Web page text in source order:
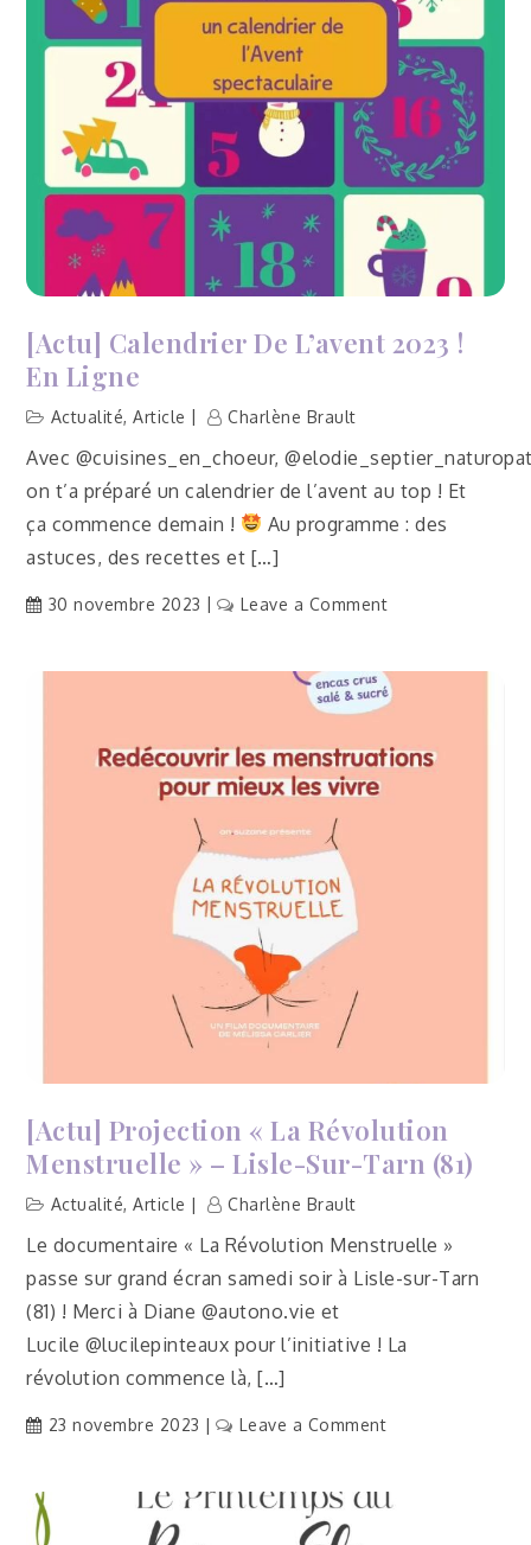
Carmaux
(Tarn,
[Actu] Calendrier De L’avent 2023 !
En Ligne
Actualité,Article Charlène Brault
Avec @cuisines_en_choeur,
on t’a préparé un calendrier de l’avent au top ! Et
ça commence demain !
Au programme : des
astuces, des recettes et […]
30 novembre 2023 Leave a Commenton
de
2023
!
[Actu] Projection « La Révolution
Menstruelle » – Lisle-Sur-Tarn (81)
Actualité,Article Charlène Brault
Le documentaire « La Révolution Menstruelle »
passe sur grand écran samedi soir à Lisle-sur-Tarn
(81) ! Merci à Diane @autono.vie et
Lucile @lucilepinteaux pour l’initiative ! La
révolution commence là, […]
23 novembre 2023 Leave a Commenton
«